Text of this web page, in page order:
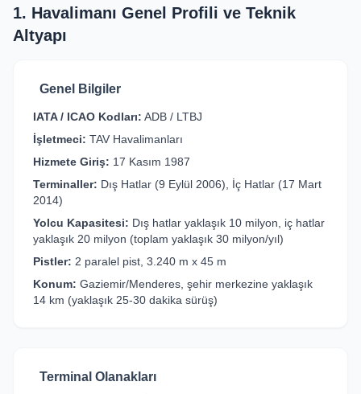
1. Havalimanı Genel Profili ve Teknik
Altyapı
Genel Bilgiler
IATA / ICAO Kodları: ADB / LTBJ
İşletmeci: TAV Havalimanları
Hizmete Giriş: 17 Kasım 1987
Terminaller: Dış Hatlar (9 Eylül 2006), İç Hatlar (17 Mart
2014)
Yolcu Kapasitesi: Dış hatlar yaklaşık 10 milyon, iç hatlar
yaklaşık 20 milyon (toplam yaklaşık 30 milyon/yıl)
Pistler: 2 paralel pist, 3.240 m x 45 m
Konum: Gaziemir/Menderes, şehir merkezine yaklaşık
14 km (yaklaşık 25-30 dakika sürüş)
Terminal Olanakları